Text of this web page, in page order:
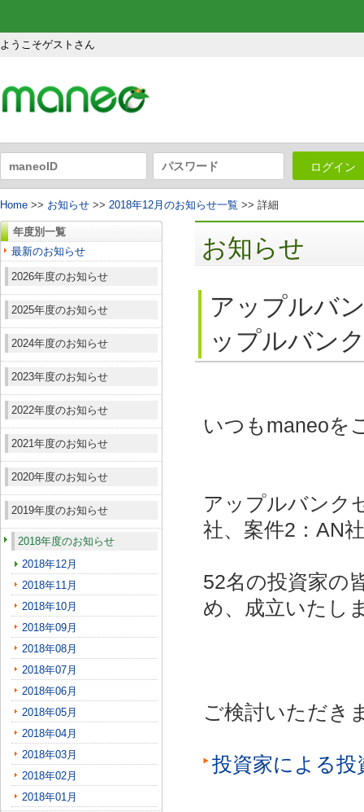
ようこそゲストさん
ログイン
Home >> お知らせ >> 2018年12月のお知らせ一覧 >> 詳細
年度別一覧
最新のお知らせ
2026年度のお知らせ
2025年度のお知らせ
2024年度のお知らせ
2023年度のお知らせ
2022年度のお知らせ
2021年度のお知らせ
2020年度のお知らせ
2019年度のお知らせ
2018年度のお知らせ
2018年12月
2018年11月
2018年10月
2018年09月
2018年08月
2018年07月
2018年06月
2018年05月
2018年04月
2018年03月
2018年02月
2018年01月
お知らせ
アップルバ
ップルバン
いつもmaneoを
アップルバンク
社、案件2：AN
52名の投資家の
め、成立いたし
ご検討いただき
投資家による